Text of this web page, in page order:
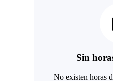
Sin
No existen horas